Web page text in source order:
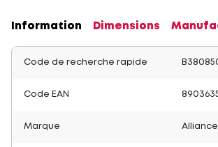
Information Dimensions
Code de recherche rapide
Code EAN
Marque Alliance